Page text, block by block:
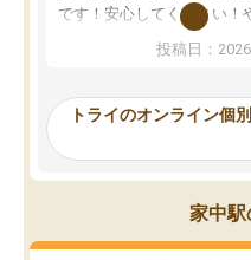
です！安心してください！
ないのは私たち講師の責任
ってくださり、確かに！と
ったんですが、学生の先生
み、徐々に成績が上がった
思っていました。何が今足
を的確に指導いただき、子
くりするほど楽しんでやる
塾を受けています。狙い通
投稿日：
トライのオンライン個
家中駅